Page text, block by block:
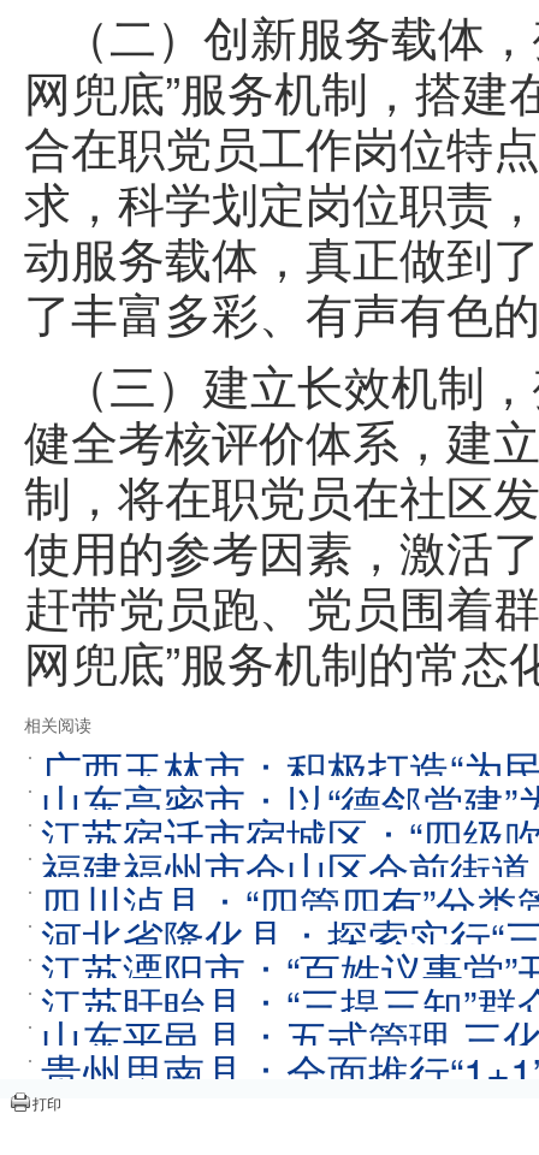
（二）创新服务载体
网兜底”服务机制，搭建
合在职党员工作岗位特
求，科学划定岗位职责
动服务载体，真正做到
了丰富多彩、有声有色
（三）建立长效机制
健全考核评价体系，建
制，将在职党员在社区
使用的参考因素，激活
赶带党员跑、党员围着
网兜底”服务机制的常
相关阅读
广西玉林市：积极打造“为
2023-07-11
山东高密市：以“德邻党建
江苏宿迁市宿城区：“四级
福建福州市仓山区仓前街
四川泸县：“四管四有”分
河北省隆化县：探索实行“
江苏溧阳市：“百姓议事堂
江苏盱眙县：“三提三知”
山东平邑县：五式管理 三
贵州思南县：全面推行
层治理新格局
打印